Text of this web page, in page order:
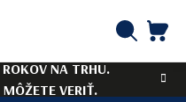
NA TRHU.
VERIŤ.